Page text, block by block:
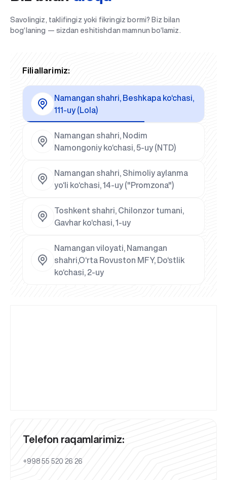
Savolingiz, taklifingiz yoki fikringiz bormi? Biz bilan
bog‘laning — sizdan eshitishdan mamnun bo‘lamiz.
Filiallarimiz:
Namangan shahri, Beshkapa ko‘chasi,
111-uy (Lola)
Namangan shahri, Nodim
Namongoniy ko‘chasi, 5-uy (NTD)
Namangan shahri, Shimoliy aylanma
yo‘li ko‘chasi, 14-uy ("Promzona")
Toshkent shahri, Chilonzor tumani,
Gavhar ko‘chasi, 1-uy
Namangan viloyati, Namangan
shahri,O‘rta Rovuston MFY, Do‘stlik
ko‘chasi, 2-uy
Telefon raqamlarimiz:
+998 55 520 26 26